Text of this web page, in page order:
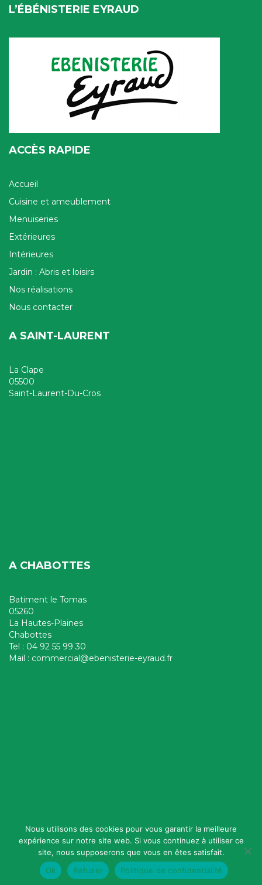
L’ÉBÉNISTERIE EYRAUD
ACCÈS RAPIDE
Accueil
Cuisine et ameublement
Menuiseries
Extérieures
Intérieures
Jardin : Abris et loisirs
Nos réalisations
Nous contacter
A SAINT-LAURENT
La Clape
05500
Saint-Laurent-Du-Cros
A CHABOTTES
Batiment le Tomas
05260
La Hautes-Plaines
Chabottes
Tel : 04 92 55 99 30
Mail : commercial@ebenisterie-eyraud.fr
Ebénisterie Eyraud - Tous droits réservé - 2020 |
Mentions Légales| Réalisation :Thematik
Nous utilisons des cookies pour vous garantir la meilleure
expérience sur notre site web. Si vous continuez à utiliser ce
site, nous supposerons que vous en êtes satisfait.
Ok
Refuser Politique de confidentialité